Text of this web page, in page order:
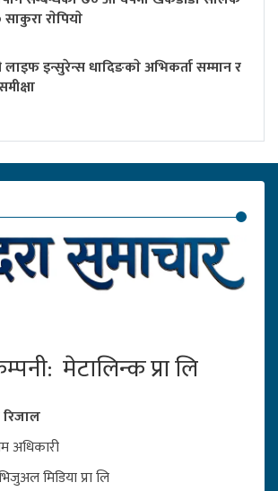
साकुरा राेपियाे
लाइफ इन्सुरेन्स धादिङकाे अभिकर्ता सम्मान र
मेटालिन्क प्रा लि
अधिकारी
मिडिया प्रा लि